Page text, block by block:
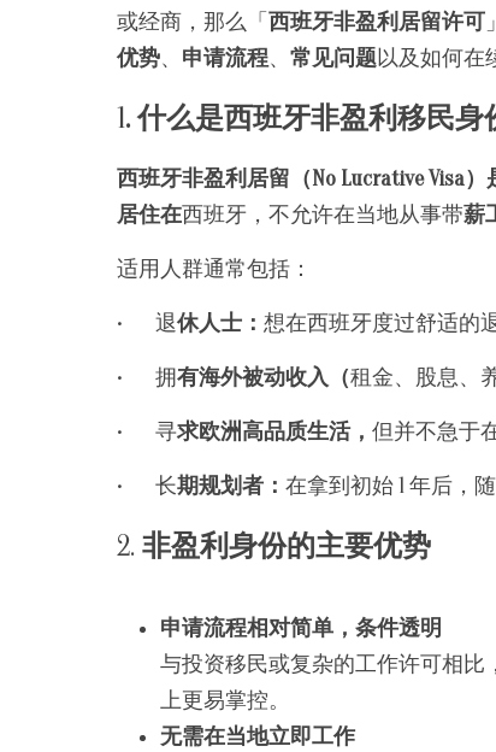
或经商，那么「 西班牙非盈利居留许可
优势、 申请流程、 常见问题以及如何在
1. 什么是西班牙非盈利移民身
西班牙非盈利居留（No Lucrative Visa
居住在西班牙，不允许在当地从事带薪
适用人群通常包括：
•	退休人士： 想在西班牙度过舒适的
•	拥有海外被动收入（租金、股息、
•	寻求欧洲高品质生活， 但并不急于
•	长期规划者： 在拿到初始 1 年后，
2. 非盈利身份的主要优势
申请流程相对简单，条件透明
与投资移民或复杂的工作许可相
上更易掌控。
无需在当地立即工作